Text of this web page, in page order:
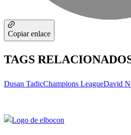
Copiar enlace
TAGS
Dusan TadicChampions LeagueDavid